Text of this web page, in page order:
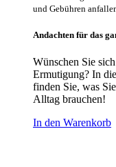
und Gebühren
Andachten für das
Wünschen Sie
Ermutigung? In
finden Sie, was
Alltag brauchen!
In den Warenkorb